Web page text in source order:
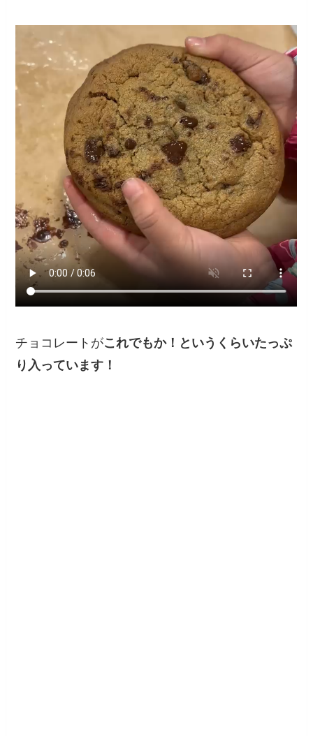
チョコレートがこれでもか！というくらいたっぷ
り入っています！